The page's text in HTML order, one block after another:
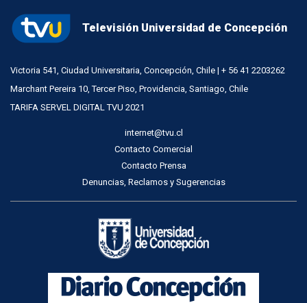
Televisión Universidad de Concepción
Victoria 541, Ciudad Universitaria, Concepción, Chile | + 56 41 2203262
Marchant Pereira 10, Tercer Piso, Providencia, Santiago, Chile
TARIFA SERVEL DIGITAL TVU 2021
internet@tvu.cl
Contacto Comercial
Contacto Prensa
Denuncias, Reclamos y Sugerencias